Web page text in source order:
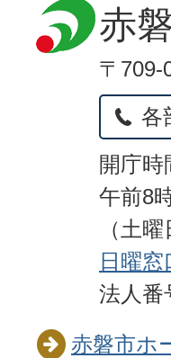
赤
〒709-
各
開庁時
午前8
（土
日曜窓
法人番
赤磐市ホ